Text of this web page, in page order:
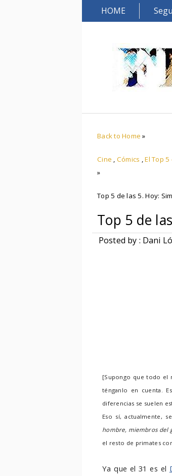
HOME
Back to Home »
Cine , Cómics ,El Top
»
Top 5 de las 5. Hoy:
Top 5 de
Posted by : Dani
[Supongo que todo el
ténganlo en cuenta.
diferencias se suelen
Eso sí, actualmente,
hombre, miembros del
el resto de primates
Ya que el 31 es el